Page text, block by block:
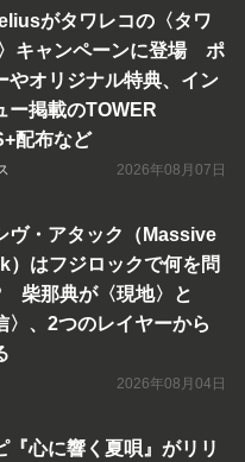
がタワレコの〈タワ
キャンペーンに登場 ポ
やオリジナル特典、イン
ー掲載のTOWER
配布など
2026年08月07日
ヴ・アタック（Massive
）はフジロックで何を問
柴那典が〈現地〉と
〉、2つのレイヤーから
2026年08月04日
『心に響く夏唄』がリリ